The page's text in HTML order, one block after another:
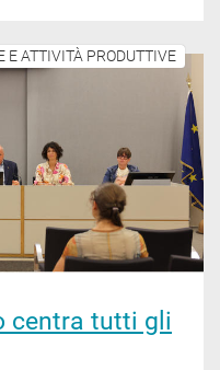
E ATTIVITÀ PRODUTTIVE
centra tutti gli